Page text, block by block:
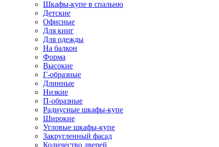
Шкафы-купе в спальню
Детские
Офисные
Для книг
Для одежды
На балкон
Форма
Высокие
Г-образные
Длинные
Низкие
П-образные
Радиусные шкафы-купе
Широкие
Угловые шкафы-купе
Закругленный фасад
Количество дверей